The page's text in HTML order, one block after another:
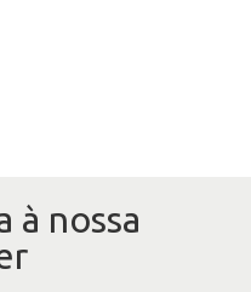
à nossa